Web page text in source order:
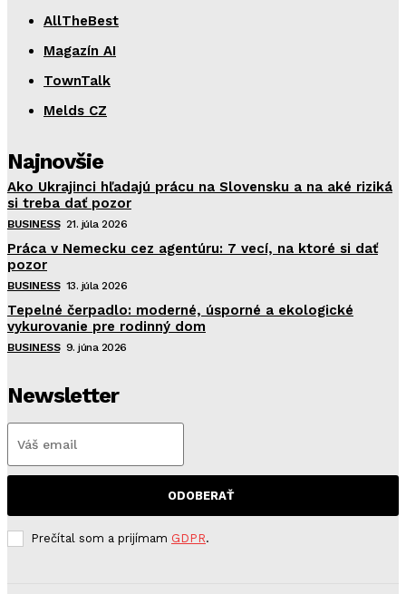
AllTheBest
Magazín AI
TownTalk
Melds CZ
Najnovšie
Ako Ukrajinci hľadajú prácu na Slovensku a na aké riziká
si treba dať pozor
BUSINESS 21. júla 2026
Práca v Nemecku cez agentúru: 7 vecí, na ktoré si dať
pozor
BUSINESS 13. júla 2026
Tepelné čerpadlo: moderné, úsporné a ekologické
vykurovanie pre rodinný dom
BUSINESS 9. júna 2026
Newsletter
ODOBERAŤ
Prečítal som a prijímam GDPR.